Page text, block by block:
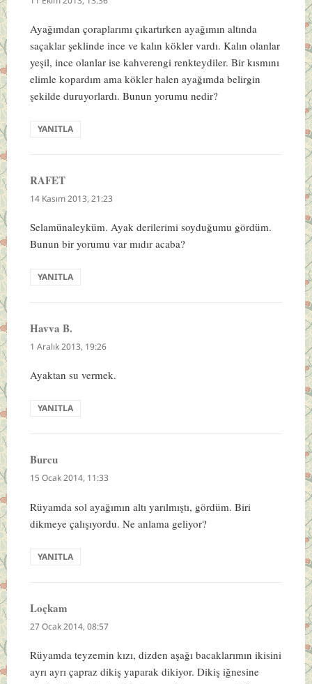
Ayağımdan çoraplarımı çıkartırken ayağımın altında
saçaklar şeklinde ince ve kalın kökler vardı. Kalın olanlar
yeşil, ince olanlar ise kahverengi renkteydiler. Bir kısmını
elimle kopardım ama kökler halen ayağımda belirgin
şekilde duruyorlardı. Bunun yorumu nedir?
YANITLA
RAFETdedi
ki:
14 Kasım 2013, 21:23
Selamünaleyküm. Ayak derilerimi soyduğumu gördüm.
Bunun bir yorumu var mıdır acaba?
YANITLA
Havva B.
ki:
1 Aralık 2013, 19:26
Ayaktan su vermek.
YANITLA
Burcudedi
ki:
15 Ocak 2014, 11:33
Rüyamda sol ayağımın altı yarılmıştı, gördüm. Biri
dikmeye çalışıyordu. Ne anlama geliyor?
YANITLA
Loçkam
ki:
27 Ocak 2014, 08:57
Rüyamda teyzemin kızı, dizden aşağı bacaklarımın ikisini
ayrı ayrı çapraz dikiş yaparak dikiyor. Dikiş iğnesine